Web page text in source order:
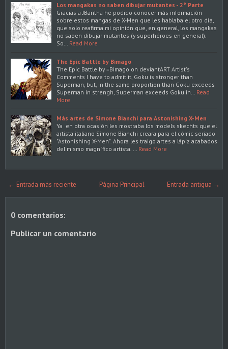
Los mangakas no saben dibujar mutantes - 2° Parte
Gracias a JBantha he podido conocer más información
sobre estos mangas de X-Men que les hablaba el otro día,
que solo reafirma mi opinión que, en general, los mangakas
no saben dibujar mutantes (y superhéroes en general).
So…
Read More
The Epic Battle by Bimago
The Epic Battle by =Bimago on deviantART Artist's
Comments I have to admit it, Goku is stronger than
Superman, but, in the same proportion than Goku exceeds
Superman in strengh, Superman exceeds Goku in…
Read
More
Más artes de Simone Bianchi para Astonishing X-Men
Ya en otra ocasión les mostraba los models skechts que el
artista italiano Simone Bianchi creara para el cómic seriado
"Astonishing X-Men". Ahora les traigo artes a lápiz acabados
del mismo magnífico artista. …
Read More
← Entrada más reciente Entrada antigua →
Página Principal
0 comentarios:
Publicar un comentario